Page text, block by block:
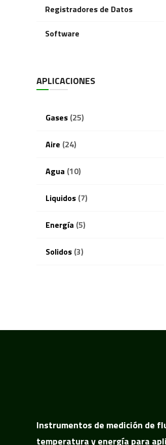
Registradores de Datos
Software
APLICACIONES
Gases (25)
Aire (24)
Agua (10)
Liquidos (7)
Energía (5)
Solidos (3)
Instrumentos de medición de
temperatura y energía para